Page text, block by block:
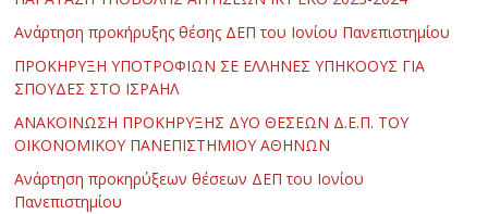
Ανάρτηση προκήρυξης θέσης ΔΕΠ του Ιονίου Πανεπιστημίου
ΠΡΟΚΗΡΥΞΗ ΥΠΟΤΡΟΦΙΩΝ ΣΕ ΕΛΛΗΝΕΣ ΥΠΗΚΟΟΥΣ ΓΙΑ
ΣΠΟΥΔΕΣ ΣΤΟ ΙΣΡΑΗΛ
ΑΝΑΚΟΙΝΩΣΗ ΠΡΟΚΗΡΥΞΗΣ ΔΥΟ ΘΕΣΕΩΝ Δ.Ε.Π. ΤΟΥ
ΟΙΚΟΝΟΜΙΚΟΥ ΠΑΝΕΠΙΣΤΗΜΙΟΥ ΑΘΗΝΩΝ
Ανάρτηση προκηρύξεων θέσεων ΔΕΠ του Ιονίου
Πανεπιστημίου